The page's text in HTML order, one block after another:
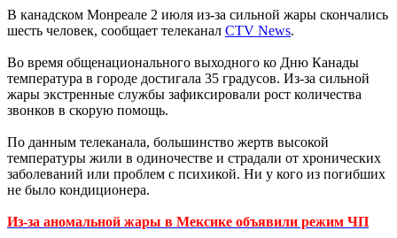
В канадском Монреале 2 июля из-за сильной жары скончались
шесть человек, сообщает телеканал CTV News.
Во время общенационального выходного ко Дню Канады
температура в городе достигала 35 градусов. Из-за сильной
жары экстренные службы зафиксировали рост количества
звонков в скорую помощь.
По данным телеканала, большинство жертв высокой
температуры жили в одиночестве и страдали от хронических
заболеваний или проблем с психикой. Ни у кого из погибших
не было кондиционера.
Из-за аномальной жары в Мексике объявили режим ЧП